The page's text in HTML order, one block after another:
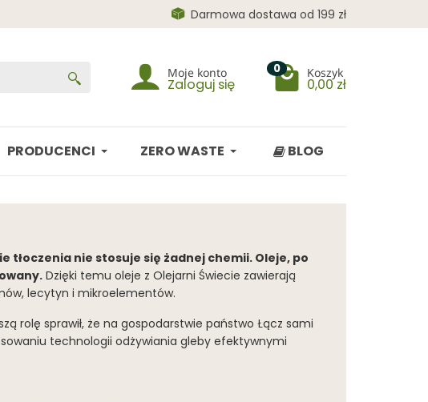
Darmowa dostawa od 199 zł
Moje konto
Zaloguj się
0 Koszyk
0,00 zł
PRODUCENCI ZERO WASTE BLOG
tłoczenia nie stosuje się żadnej chemii. Oleje, po
Dzięki temu oleje z Olejarni Świecie zawierają
lecytyn i mikroelementów.
rolę sprawił, że na gospodarstwie państwo Łącz sami
technologii odżywiania gleby efektywnymi